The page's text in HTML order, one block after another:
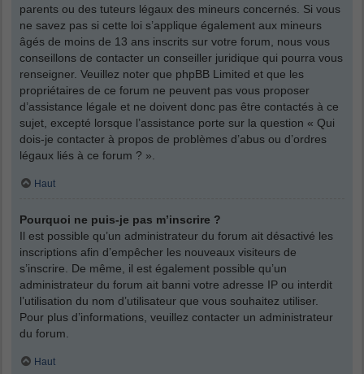
parents ou des tuteurs légaux des mineurs concernés. Si vous
ne savez pas si cette loi s’applique également aux mineurs
âgés de moins de 13 ans inscrits sur votre forum, nous vous
conseillons de contacter un conseiller juridique qui pourra vous
renseigner. Veuillez noter que phpBB Limited et que les
propriétaires de ce forum ne peuvent pas vous proposer
d’assistance légale et ne doivent donc pas être contactés à ce
sujet, excepté lorsque l’assistance porte sur la question « Qui
dois-je contacter à propos de problèmes d’abus ou d’ordres
légaux liés à ce forum ? ».
Haut
Pourquoi ne puis-je pas m’inscrire ?
Il est possible qu’un administrateur du forum ait désactivé les
inscriptions afin d’empêcher les nouveaux visiteurs de
s’inscrire. De même, il est également possible qu’un
administrateur du forum ait banni votre adresse IP ou interdit
l’utilisation du nom d’utilisateur que vous souhaitez utiliser.
Pour plus d’informations, veuillez contacter un administrateur
du forum.
Haut